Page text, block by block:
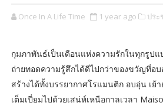
Once In A Life Time 1 year ago ปร
กุมภาพันธ์เป็นเดือนแห่งความรักในทุกรูปแ
ถ่ายทอดความรู้สึกได้ดีไปกว่าของขวัญที่อ
สร้างได้ทั้งบรรยากาศโรแมนติก อบอุ่น เย้
เต็มเปี่ยมไปด้วยเสน่ห์เหนือกาลเวลา